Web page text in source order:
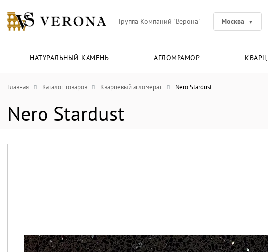
Группа Компаний "Верона" Москва
НАТУРАЛЬНЫЙ КАМЕНЬ АГЛОМРАМОР
Главная Каталог товаров Кварцевый агломерат Nero Stardust
Nero Stardust